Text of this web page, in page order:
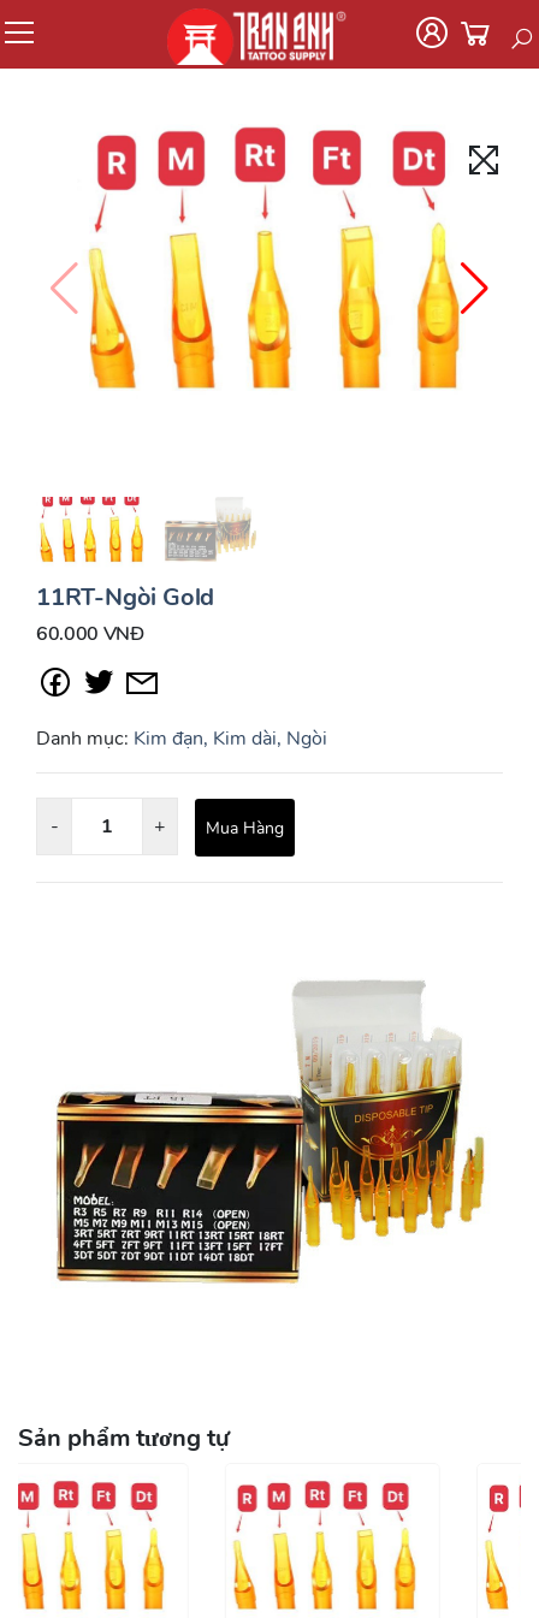
11RT-Ngòi Gold
60.000 VNĐ
Danh mục: Kim đạn, Kim dài, Ngòi
- + Mua Hàng
Sản phẩm tương tự